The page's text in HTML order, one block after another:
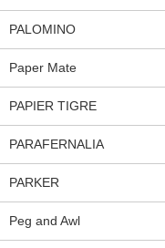
PALOMINO
Paper Mate
PAPIER TIGRE
PARAFERNALIA
PARKER
Peg and Awl